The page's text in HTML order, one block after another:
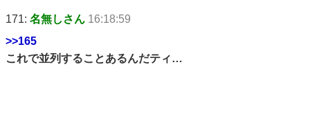
171: 名無しさん 16:18:59
>>165
これで並列することあるんだティ…